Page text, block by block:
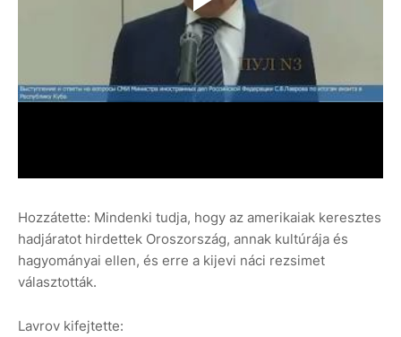
Hozzátette: Mindenki tudja, hogy az amerikaiak keresztes
hadjáratot hirdettek Oroszország, annak kultúrája és
hagyományai ellen, és erre a kijevi náci rezsimet
választották.
Lavrov kifejtette: